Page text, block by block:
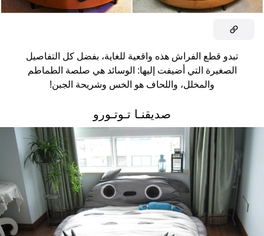
تبدو قطع الفراش هذه واقعية للغاية، بفضل كل التفاصيل
الصغيرة التي أضيفت إليها: الوسائد هي صلصة الطماطم
والمخلل، واللحاف هو الخس وشريحة الجبن!
صديقنـا تـوتـورو